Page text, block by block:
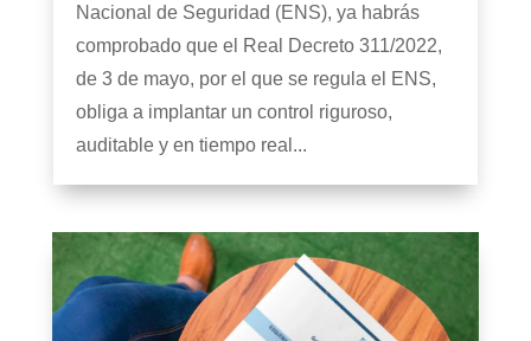
Nacional de Seguridad (ENS), ya habrás
comprobado que el Real Decreto 311/2022,
de 3 de mayo, por el que se regula el ENS,
obliga a implantar un control riguroso,
auditable y en tiempo real...